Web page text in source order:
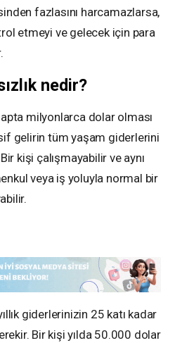
fazlasını harcamazlarsa,
etmeyi ve gelecek için para
nedir?
milyonlarca dolar olması
gelirin tüm yaşam giderlerini
kişi çalışmayabilir ve aynı
veya iş yoluyla normal bir
giderlerinizin 25 katı kadar
Bir kişi yılda 50.000 dolar